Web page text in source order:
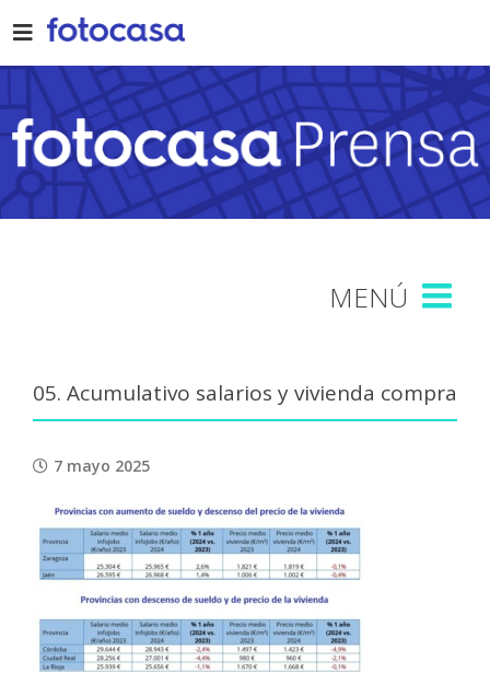
to
content
05. Acumulativo salarios y vivienda compra
7 mayo 2025